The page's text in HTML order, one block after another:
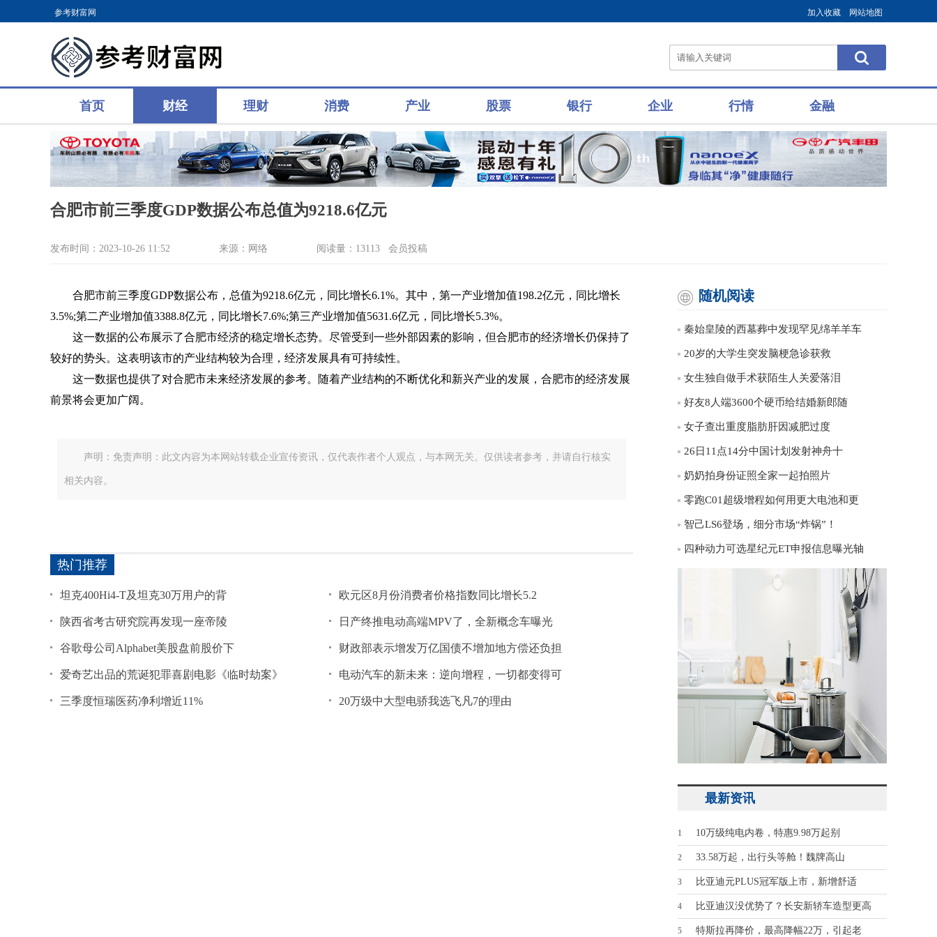
参考财富网 加入收藏 网站地图
首页 财经 理财 消费 产业 股票 银行 企业 行情 金融
合肥市前三季度GDP数据公布总值为9218.6亿元
发布时间：2023-10-26 11:52 来源：网络 阅读量：13113 会员投稿
合肥市前三季度GDP数据公布，总值为9218.6亿元，同比增长6.1%。其中，第一产业增加值198.2亿元，同比增长
3.5%;第二产业增加值3388.8亿元，同比增长7.6%;第三产业增加值5631.6亿元，同比增长5.3%。
这一数据的公布展示了合肥市经济的稳定增长态势。尽管受到一些外部因素的影响，但合肥市的经济增长仍保持了
较好的势头。这表明该市的产业结构较为合理，经济发展具有可持续性。
这一数据也提供了对合肥市未来经济发展的参考。随着产业结构的不断优化和新兴产业的发展，合肥市的经济发展
前景将会更加广阔。
声明：免责声明：此文内容为本网站转载企业宣传资讯，仅代表作者个人观点，与本网无关。仅供读者参考，并请自行核实
相关内容。
热门推荐
坦克400Hi4-T及坦克30万用户的背 欧元区8月份消费者价格指数同比增长5.2
陕西省考古研究院再发现一座帝陵 日产终推电动高端MPV了，全新概念车曝光
谷歌母公司Alphabet美股盘前股价下 财政部表示增发万亿国债不增加地方偿还负担
爱奇艺出品的荒诞犯罪喜剧电影《临时劫案》 电动汽车的新未来：逆向增程，一切都变得可
三季度恒瑞医药净利增近11% 20万级中大型电骄我选飞凡7的理由
随机阅读
秦始皇陵的西墓葬中发现罕见绵羊羊车
20岁的大学生突发脑梗急诊获救
女生独自做手术获陌生人关爱落泪
好友8人端3600个硬币给结婚新郎随
女子查出重度脂肪肝因减肥过度
26日11点14分中国计划发射神舟十
奶奶拍身份证照全家一起拍照片
零跑C01超级增程如何用更大电池和更
智己LS6登场，细分市场“炸锅”！
四种动力可选星纪元ET申报信息曝光轴
最新资讯
1 10万级纯电内卷，特惠9.98万起别
2 33.58万起，出行头等舱！魏牌高山
3 比亚迪元PLUS冠军版上市，新增舒适
4 比亚迪汉没优势了？长安新轿车造型更高
5 特斯拉再降价，最高降幅22万，引起老